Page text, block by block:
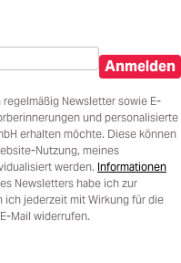
Anmelden
Newsletter sowie E-
und personalisierte
erhalten möchte. Diese können
Nutzung, meines
werden. Informationen
Newsletters habe ich zur
ich jederzeit mit Wirkung für die
Mail widerrufen.